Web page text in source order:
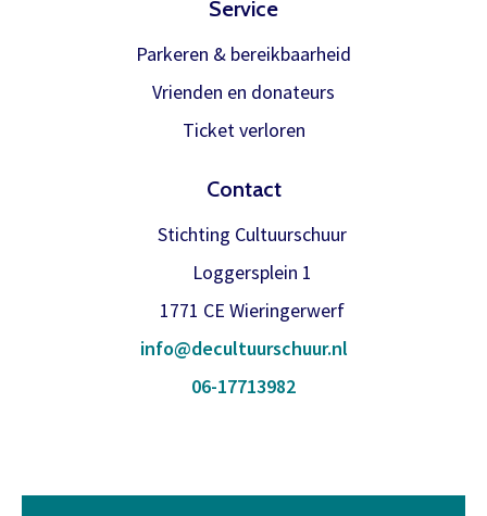
binnen is verwerken we het
U krijgt dan bericht dat u gratis kan
bij de voorstelling.
Meer info
Service
Parkeren & bereikbaarheid
Vrienden en donateurs
Ticket verloren
Contact
Stichting Cultuurschuur
Loggersplein 1
1771 CE Wieringerwerf
info@decultuurschuur.nl
06-17713982